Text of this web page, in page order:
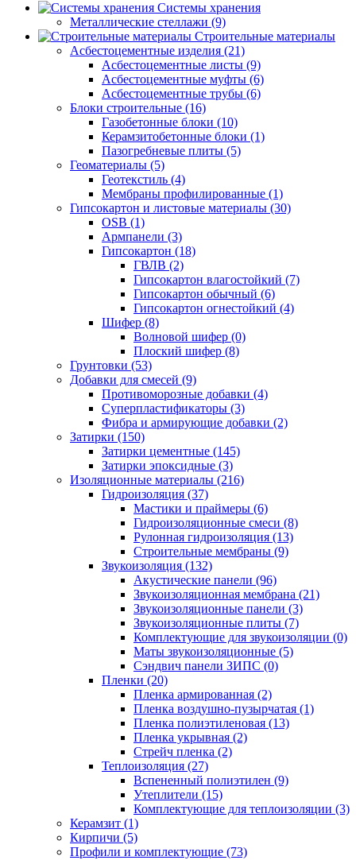
Системы хранения
Металлические стеллажи (9)
Строительные материалы
Асбестоцементные изделия (21)
Асбестоцементные листы (9)
Асбестоцементные муфты (6)
Асбестоцементные трубы (6)
Блоки строительные (16)
Газобетонные блоки (10)
Керамзитобетонные блоки (1)
Пазогребневые плиты (5)
Геоматериалы (5)
Геотекстиль (4)
Мембраны профилированные (1)
Гипсокартон и листовые материалы (30)
OSB (1)
Армпанели (3)
Гипсокартон (18)
ГВЛВ (2)
Гипсокартон влагостойкий (7)
Гипсокартон обычный (6)
Гипсокартон огнестойкий (4)
Шифер (8)
Волновой шифер (0)
Плоский шифер (8)
Грунтовки (53)
Добавки для смесей (9)
Противоморозные добавки (4)
Суперпластификаторы (3)
Фибра и армирующие добавки (2)
Затирки (150)
Затирки цементные (145)
Затирки эпоксидные (3)
Изоляционные материалы (216)
Гидроизоляция (37)
Мастики и праймеры (6)
Гидроизоляционные смеси (8)
Рулонная гидроизоляция (13)
Строительные мембраны (9)
Звукоизоляция (132)
Акустические панели (96)
Звукоизоляционная мембрана (21)
Звукоизоляционные панели (3)
Звукоизоляционные плиты (7)
Комплектующие для звукоизоляции (0)
Маты звукоизоляционные (5)
Сэндвич панели ЗИПС (0)
Пленки (20)
Пленка армированная (2)
Пленка воздушно-пузырчатая (1)
Пленка полиэтиленовая (13)
Пленка укрывная (2)
Стрейч пленка (2)
Теплоизоляция (27)
Вспененный полиэтилен (9)
Утеплители (15)
Комплектующие для теплоизоляции (3)
Керамзит (1)
Кирпичи (5)
Профили и комплектующие (73)